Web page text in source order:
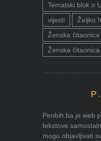
Tematski blok o
vijesti
Željko
Ženska čitaonica
Ženska čitaonica
Penbih.ba je web
tekstove
mogu objavljivati